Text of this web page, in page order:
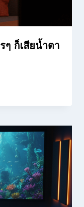
ๆ ก็เสียน้ำตา